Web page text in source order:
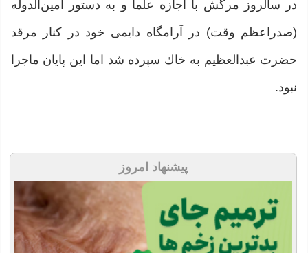
در سالروز مرگش با اجازه علما و به دستور امین‌الدوله
(صدراعظم وقت) در آرامگاه دایمی خود در كنار مرقد
حضرت عبدالعظیم به خاك سپرده شد اما این پایان ماجرا
نبود.
پیشنهاد امروز